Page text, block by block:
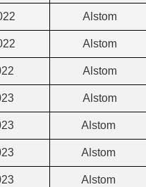
Alstom
Alstom
Alstom
Alstom
Alstom
Alstom
Alstom